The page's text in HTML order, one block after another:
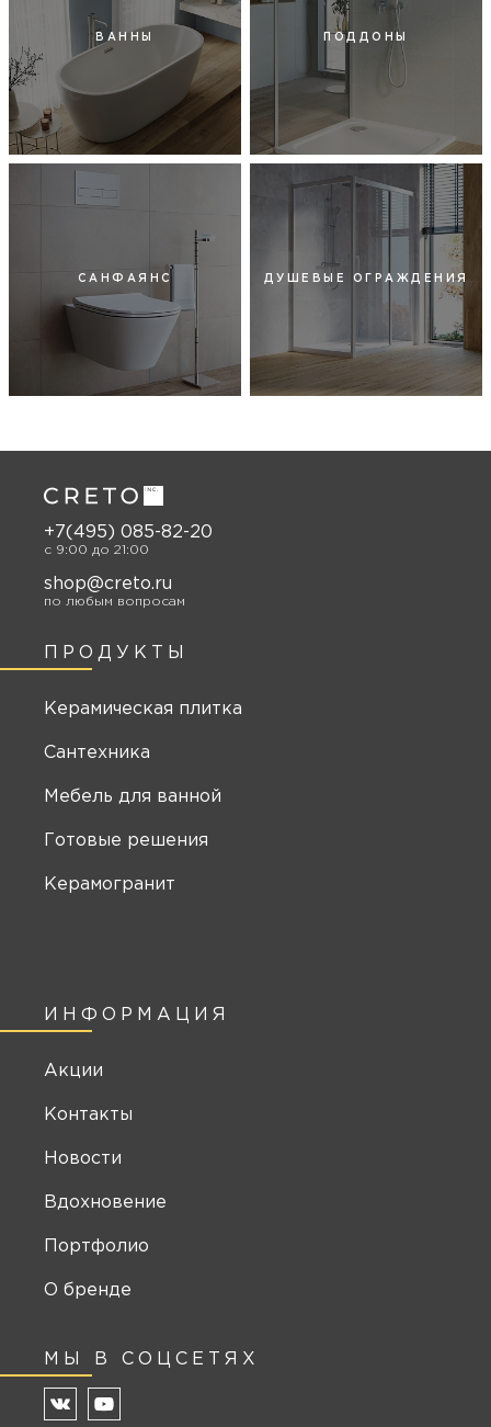
ВАННЫ ПОДДОНЫ
САНФАЯНС ДУШЕВЫЕ ОГРАЖДЕНИЯ
ИНФОРМАЦИЯ
Акции
Контакты
Новости
Вдохновение
Портфолио
О бренде
МЫ В СОЦСЕТЯХ
ПРОДУКТЫ
Керамическая плитка
Сантехника
Мебель для ванной
Готовые решения
Керамогранит
+7(495) 085-82-20
c 9:00 до 21:00
shop@creto.ru
по любым вопросам